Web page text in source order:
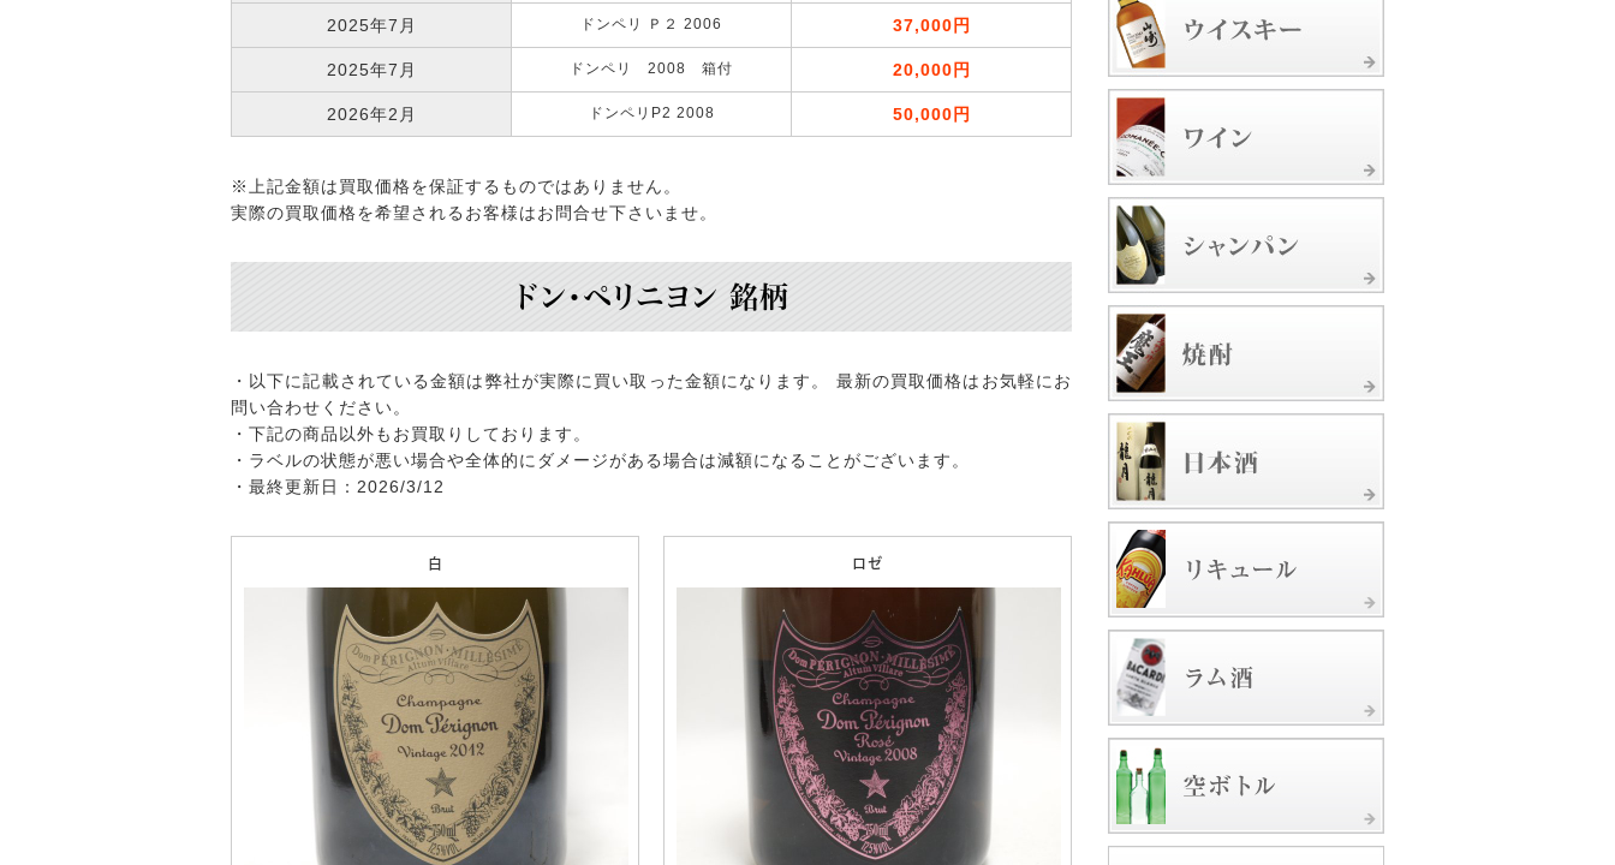
2025年7月 ドンペリ Ｐ２ 2006 37,000円
2025年7月 ドンペリ 2008 箱付 20,000円
2026年2月 ドンペリP2 2008 50,000円
※上記金額は買取価格を保証するものではありません。
実際の買取価格を希望されるお客様はお問合せ下さいませ。
ドン・ペリニヨン 銘柄
・以下に記載されている金額は弊社が実際に買い取った金額になります。 最新の買取価格はお気軽にお
問い合わせください。
・下記の商品以外もお買取りしております。
・ラベルの状態が悪い場合や全体的にダメージがある場合は減額になることがございます。
・最終更新日：2026/3/12
白 ロゼ